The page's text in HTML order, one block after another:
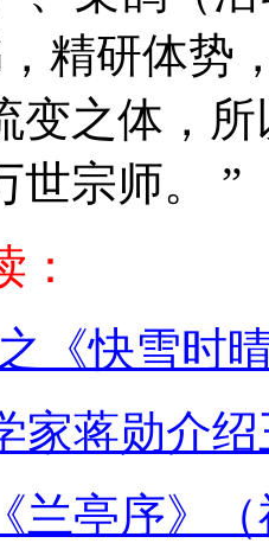
精研体势
变之体，
世宗师。 ”
：
《快雪时
家蒋勋介
兰亭序》